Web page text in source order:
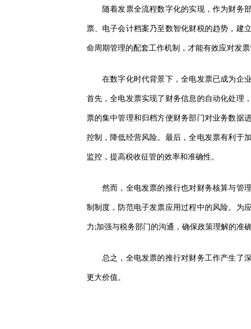
随着发票全流程数字化的实现，作为财务部
票、电子会计档案乃至数智化财税的趋势，建
命周期管理的配套工作机制，才能有效应对发
在数字化时代背景下，全电发票已成为企业
首先，全电发票实现了财务信息的自动化处理
票的集中管理和归档方便财务部门对业务数据
控制，降低经营风险。最后，全电发票有利于
监控，提高税收征管的效率和准确性。
然而，全电发票的推行也对财务核算与管理
制制度，防范电子发票应用过程中的风险。为
力;加强与税务部门的沟通，确保政策理解的准
总之，全电发票的推行对财务工作产生了深
更大价值。